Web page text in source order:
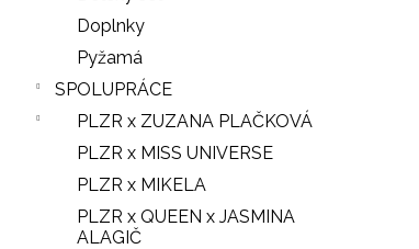
Doplnky
Pyžamá
SPOLUPRÁCE
PLZR x ZUZANA PLAČKOVÁ
PLZR x MISS UNIVERSE
PLZR x MIKELA
PLZR x QUEEN x JASMINA
ALAGIČ